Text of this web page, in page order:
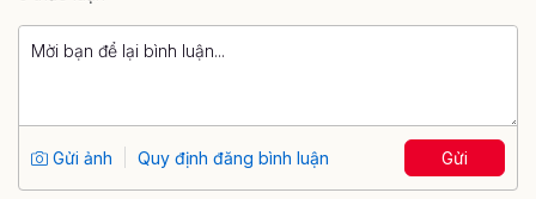
Gửi ảnh Quy định đăng bình luận Gửi